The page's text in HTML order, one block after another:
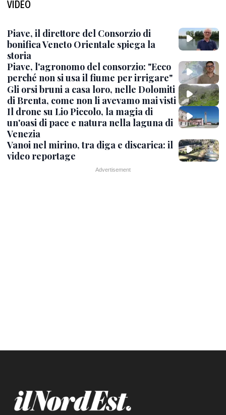
VIDEO
Piave, il direttore del Consorzio di
bonifica Veneto Orientale spiega la
storia
Piave, l'agronomo del consorzio: "Ecco
perché non si usa il fiume per irrigare"
Gli orsi bruni a casa loro, nelle Dolomiti
di Brenta, come non li avevamo mai visti
Il drone su Lio Piccolo, la magia di
un'oasi di pace e natura nella laguna di
Venezia
Vanoi nel mirino, tra diga e discarica: il
video reportage